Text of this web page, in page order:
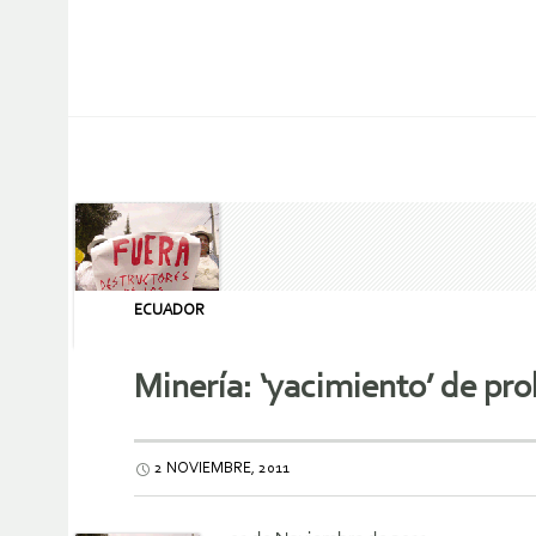
ECUADOR
Minería: ‘yacimiento’ de
2 NOVIEMBRE, 2011